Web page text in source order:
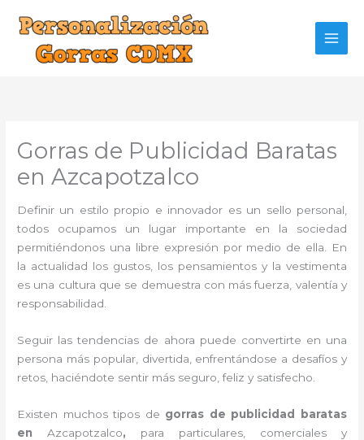
contenido
Gorras de Publicidad Baratas
en Azcapotzalco
Definir un estilo propio e innovador es un sello personal,
todos ocupamos un lugar importante en la sociedad
permitiéndonos una libre expresión por medio de ella. En
la actualidad los gustos, los pensamientos y la vestimenta
es una cultura que se demuestra con más fuerza, valentía y
responsabilidad.
Seguir las tendencias de ahora puede convertirte en una
persona más popular, divertida, enfrentándose a desafíos y
retos, haciéndote sentir más seguro, feliz y satisfecho.
Existen muchos tipos de gorras de publicidad baratas
enAzcapotzalco, para particulares, comerciales y